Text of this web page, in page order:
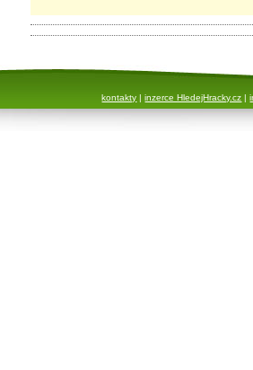
kontakty |inzerce HledejHracky.cz |